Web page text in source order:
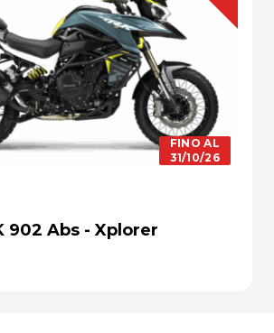
FINO AL
31/10/26
902 Abs - Xplorer